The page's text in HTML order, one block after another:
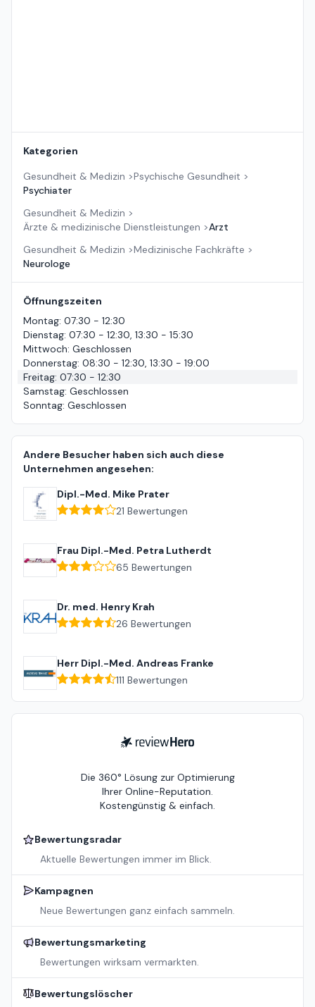
Kategorien
Gesundheit & Medizin >Psychische Gesundheit >
Psychiater
Gesundheit & Medizin >
Ärzte & medizinische Dienstleistungen >Arzt
Gesundheit & Medizin >Medizinische Fachkräfte >
Neurologe
Öffnungszeiten
Montag: 07:30 - 12:30
Dienstag: 07:30 - 12:30, 13:30 - 15:30
Mittwoch: Geschlossen
Donnerstag: 08:30 - 12:30, 13:30 - 19:00
Freitag: 07:30 - 12:30
Samstag: Geschlossen
Sonntag: Geschlossen
Andere Besucher haben sich auch diese
Unternehmen angesehen:
Dipl.-Med. Mike Prater
21 Bewertungen
Frau Dipl.-Med. Petra Lutherdt
65 Bewertungen
Dr. med. Henry Krah
26 Bewertungen
Herr Dipl.-Med. Andreas Franke
111 Bewertungen
ReviewHero
Die 360° Lösung zur Optimierung
Ihrer Online-Reputation.
Kostengünstig & einfach.
Bewertungsradar
Aktuelle Bewertungen immer im Blick.
Kampagnen
Neue Bewertungen ganz einfach sammeln.
Bewertungsmarketing
Bewertungen wirksam vermarkten.
Bewertungslöscher